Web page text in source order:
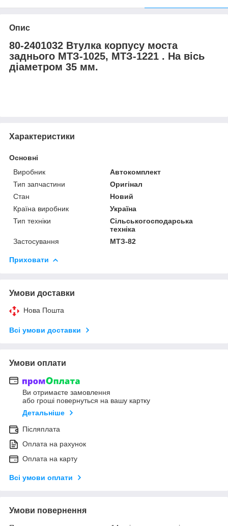
Опис
80-2401032 Втулка корпусу моста
заднього МТЗ-1025, МТЗ-1221 . На вісь
діаметром 35 мм.
Характеристики
Основні
Виробник
Автокомплект
Тип запчастини
Оригінал
Стан
Новий
Країна виробник
Україна
Тип техніки
Сільськогосподарська
техніка
Застосування
МТЗ-82
Приховати
Умови доставки
Нова Пошта
Всі умови доставки
Умови оплати
Ви отримаєте замовлення
або гроші повернуться на вашу картку
Детальніше
Післяплата
Оплата на рахунок
Оплата на карту
Всі умови оплати
Умови повернення